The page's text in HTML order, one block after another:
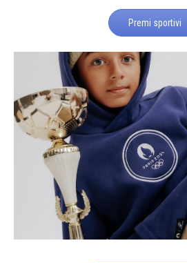
Premi sportivi